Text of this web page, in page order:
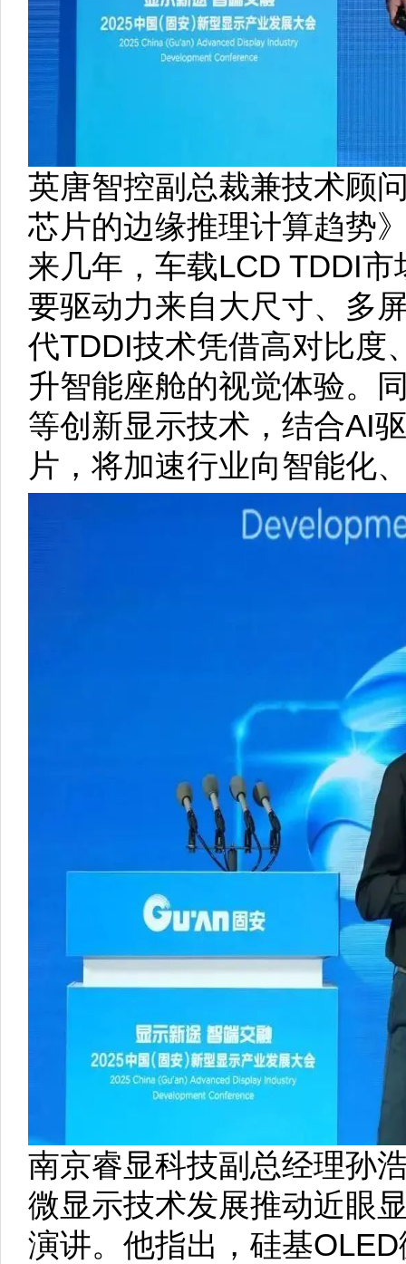
英唐智控副总裁兼技术顾
芯片的边缘推理计算趋势
来几年，车载LCD TDDI
要驱动力来自大尺寸、多
代TDDI技术凭借高对比度
升智能座舱的视觉体验。
等创新显示技术，结合AI
片，将加速行业向智能化
南京睿显科技副总经理孙
微显示技术发展推动近眼
演讲。他指出，硅基